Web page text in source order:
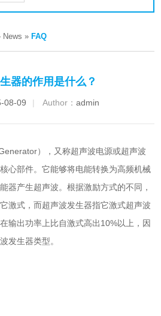
News » FAQ
器的作用是什么？
08-09 | Author： admin
），又称超声波电源或超声波
心部件。它能够将电能转换为高频机械
器产生超声波。根据激励方式的不同，
激式，而超声波发生器指它激式超声波
输出功率上比自激式高出10%以上，因
发生器类型。